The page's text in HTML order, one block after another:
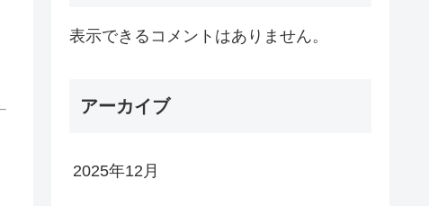
表示できるコメントはありません。
アーカイブ
2025年12月